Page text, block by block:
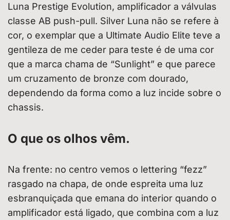
Luna Prestige Evolution, amplificador a válvulas
classe AB push-pull. Silver Luna não se refere à
cor, o exemplar que a Ultimate Audio Elite teve a
gentileza de me ceder para teste é de uma cor
que a marca chama de “Sunlight” e que parece
um cruzamento de bronze com dourado,
dependendo da forma como a luz incide sobre o
chassis.
O que os olhos vêm.
Na frente: no centro vemos o lettering “fezz”
rasgado na chapa, de onde espreita uma luz
esbranquiçada que emana do interior quando o
amplificador está ligado, que combina com a luz